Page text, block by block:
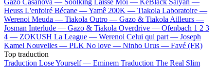
Gazo Casanova — Soolking Laisse Moi — KeBlack Saiyan —
Heuss L'enfoiré Bécane —Yamê 200K — Tiakola Laboratoire —
Werenoi Meuda — Tiakola Outro — Gazo & Tiakola Ailleurs —
Josman Interlude — Gazo & Tiakola Overdrive — Ofenbach 1 2 3
4 — ZOKUSH La League — Werenoi Celui qui part — Joseph
Kamel Nouvelles — PLK No love — Ninho Urus — Favé (FR)
Top traduction
Traduction Lose Yourself — Eminem Traduction The Real Slim